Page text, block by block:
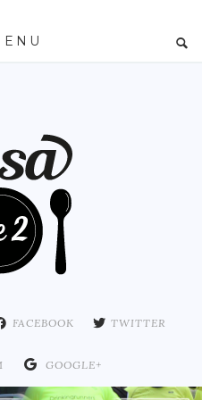
FACEBOOK TWITTER
GOOGLE+